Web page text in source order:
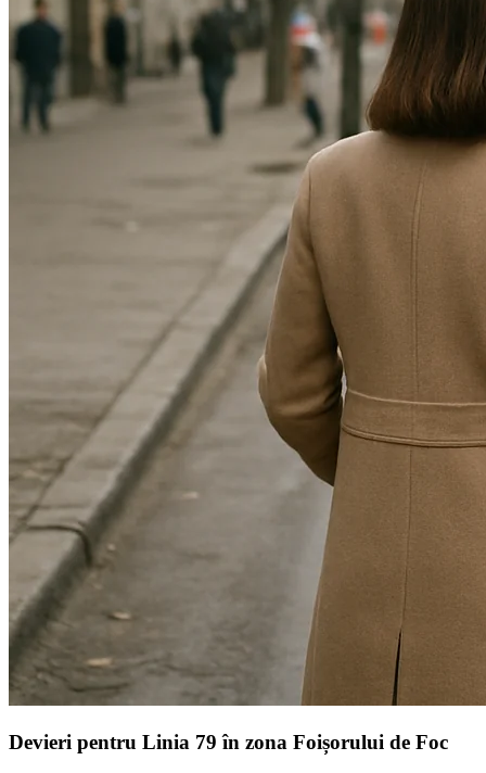
Devieri pentru Linia 79 în zona Foișorului de Foc